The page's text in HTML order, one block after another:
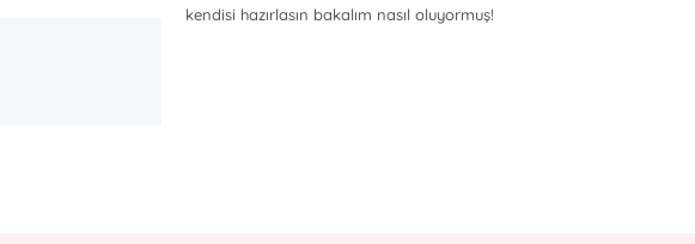
kendisi hazırlasın bakalım nasıl oluyormuş!